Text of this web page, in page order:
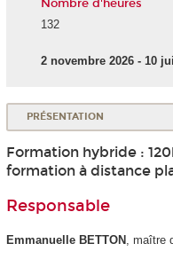
Nombre d'heures
132
2 novembre 2026 - 10
PRÉSENTATION
Formation hybride :
formation à distance
Responsable
Emmanuelle BETTON , maître